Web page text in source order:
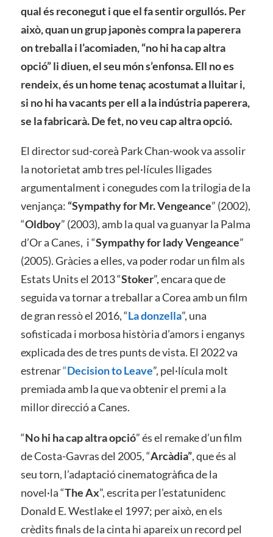
qual és reconegut i que el fa sentir orgullós. Per
això, quan un grup japonès compra la paperera
on treballa i l’acomiaden, “no hi ha cap altra
opció” li diuen, el seu món s’enfonsa. Ell no es
rendeix, és un home tenaç acostumat a lluitar i,
si no hi ha vacants per ell a la indústria paperera,
se la fabricarà. De fet, no veu cap altra opció.
El director sud-coreà Park Chan-wook va assolir
la notorietat amb tres pel·lícules lligades
argumentalment i conegudes com la trilogia de la
venjança: “Sympathy for Mr. Vengeance” (2002),
“Oldboy” (2003), amb la qual va guanyar la Palma
d’Or a Canes, i “Sympathy for lady Vengeance”
(2005). Gràcies a elles, va poder rodar un film als
Estats Units el 2013 “Stoker”, encara que de
seguida va tornar a treballar a Corea amb un film
de gran ressò el 2016, “La donzella”, una
sofisticada i morbosa història d’amors i enganys
explicada des de tres punts de vista. El 2022 va
estrenar“Decision to Leave”, pel·lícula molt
premiada amb la que va obtenir el premi a la
millor direcció a Canes.
“No hi ha cap altra opció” és el remake d’un film
de Costa-Gavras del 2005, “Arcàdia”, que és al
seu torn, l’adaptació cinematogràfica de la
novel·la “The Ax”, escrita per l’estatunidenc
Donald E. Westlake el 1997; per això, en els
crèdits finals de la cinta hi apareix un record pel